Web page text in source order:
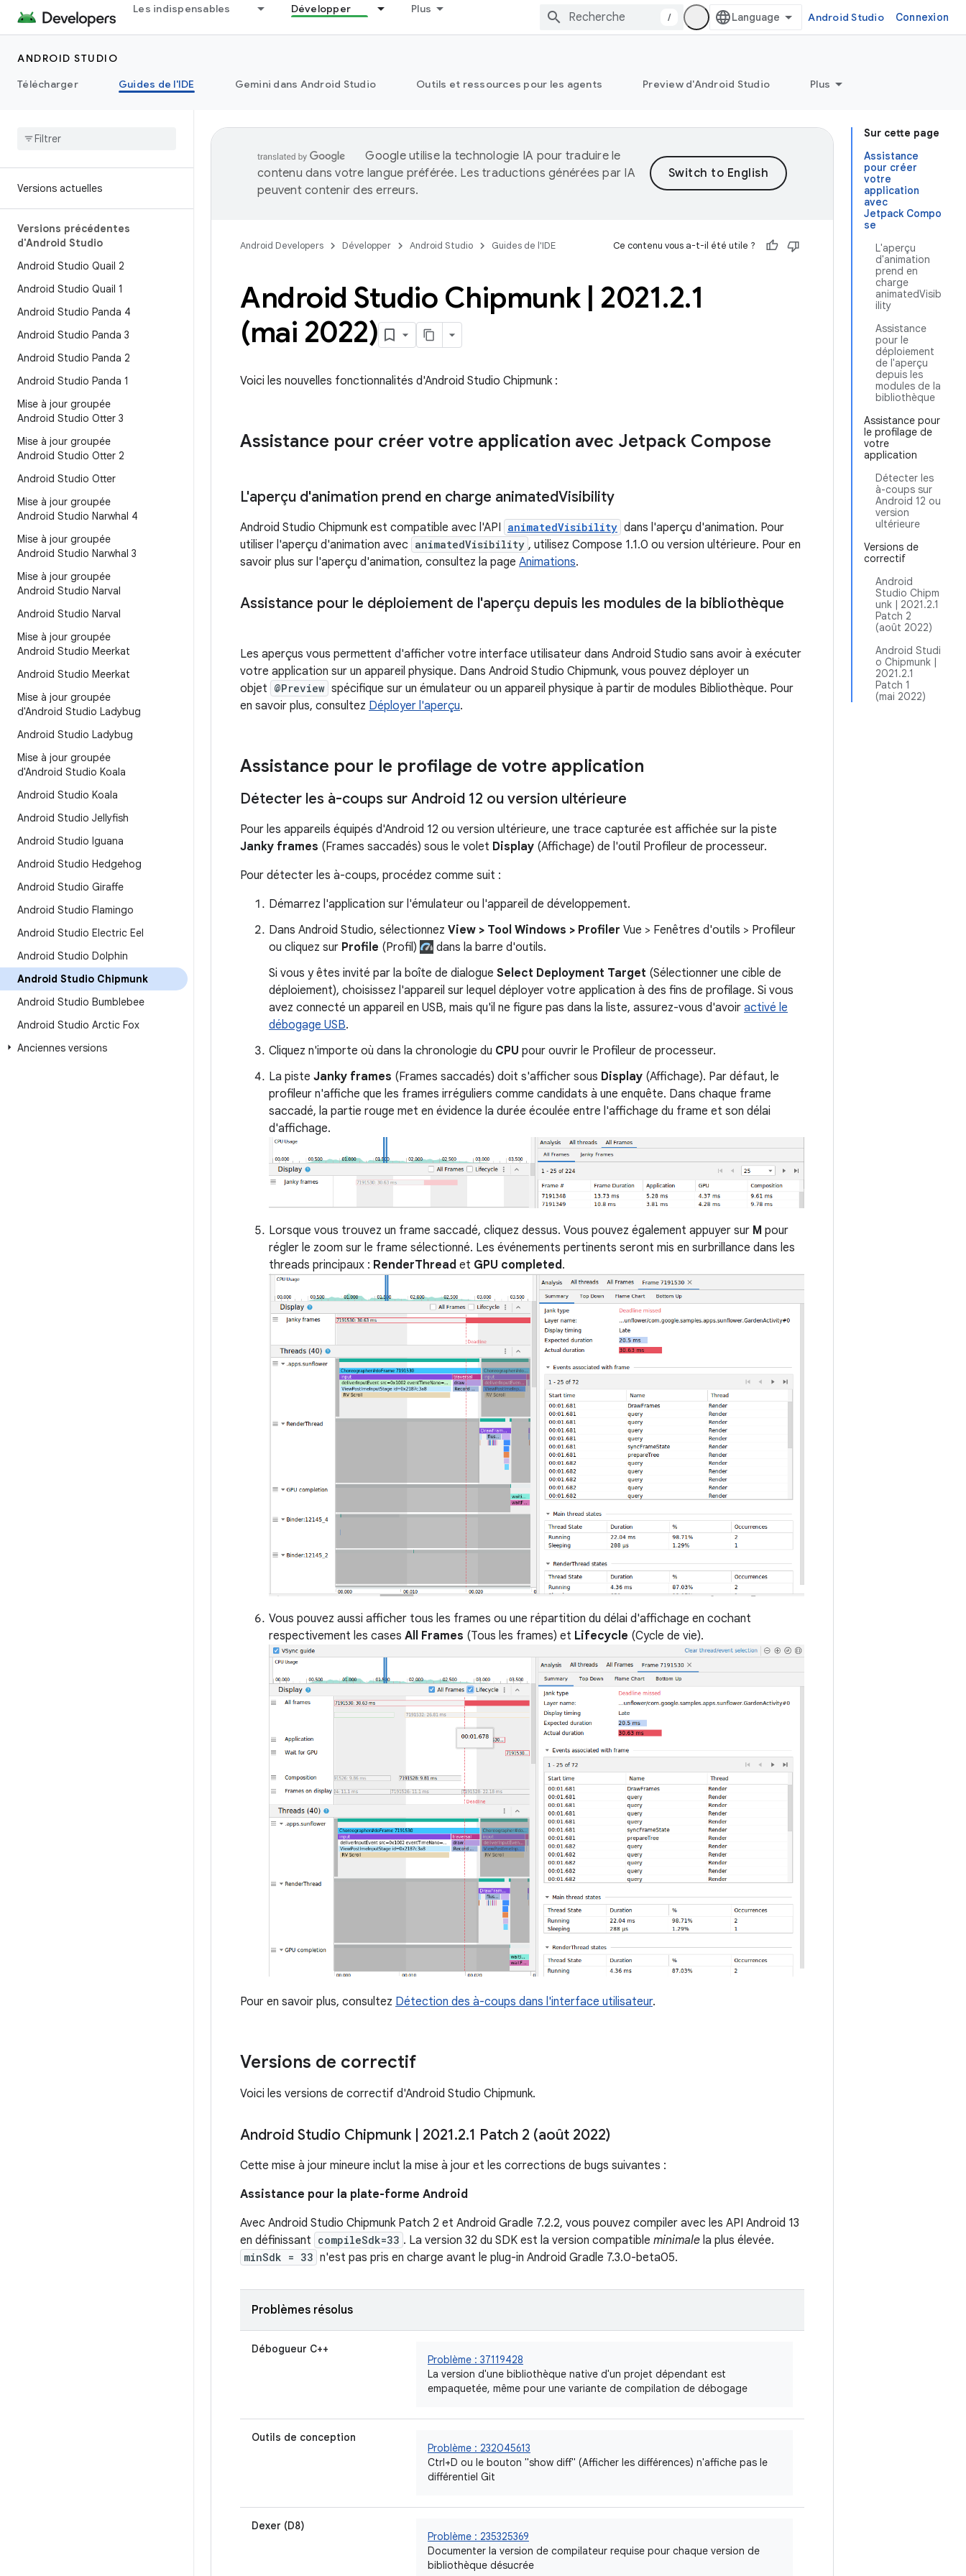
Les indispensables Développer Plus
/ Android Studio Connexion
ANDROID STUDIO
Télécharger
Guides de l'IDE Gemini dans Android Studio Outils et ressources pour les agents Preview d'Android Studio Plus
Versions actuelles
Versions précédentes
d'Android Studio
Android Studio Quail 2
Android Studio Quail 1
Android Studio Panda 4
Android Studio Panda 3
Android Studio Panda 2
Android Studio Panda 1
Mise à jour groupée
Android Studio Otter 3
Mise à jour groupée
Android Studio Otter 2
Android Studio Otter
Mise à jour groupée
Android Studio Narwhal 4
Mise à jour groupée
Android Studio Narwhal 3
Mise à jour groupée
Android Studio Narval
Android Studio Narval
Mise à jour groupée
Android Studio Meerkat
Android Studio Meerkat
Mise à jour groupée
d'Android Studio Ladybug
Android Studio Ladybug
Mise à jour groupée
d'Android Studio Koala
Android Studio Koala
Android Studio Jellyfish
Android Studio Iguana
Android Studio Hedgehog
Android Studio Giraffe
Android Studio Flamingo
Android Studio Electric Eel
Android Studio Dolphin
Android Studio Chipmunk
Android Studio Bumblebee
Android Studio Arctic Fox
Anciennes versions
Sur cette page
Assistance
pour créer
votre
application
avec
Jetpack Compo
se
L'aperçu
d'animation
prend en
charge
animatedVisib
ility
Assistance
pour le
déploiement
de l'aperçu
depuis les
modules de la
bibliothèque
Assistance pour
le profilage de
votre
application
Détecter les
à-coups sur
Android 12 ou
version
ultérieure
Versions de
correctif
Android
Studio Chipm
unk | 2021.2.1
Patch 2
(août 2022)
Android Studi
o Chipmunk |
2021.2.1
Patch 1
(mai 2022)
Google utilise la technologie IA pour traduire le
contenu dans votre langue préférée. Les traductions générées par IA
peuvent contenir des erreurs.
Android Developers Développer Android Studio Guides de l'IDE Ce contenu vous a-t-il été utile ?
Android Studio Chipmunk | 2021.2.1
(mai 2022)
Voici les nouvelles fonctionnalités d'Android Studio Chipmunk :
Assistance pour créer votre application avec Jetpack Compose
L'aperçu d'animation prend en charge animatedVisibility
Android Studio Chipmunk est compatible avec l'API animatedVisibility dans l'aperçu d'animation. Pour
utiliser l'aperçu d'animation avec animatedVisibility , utilisez Compose 1.1.0 ou version ultérieure. Pour en
savoir plus sur l'aperçu d'animation, consultez la page Animations.
Assistance pour le déploiement de l'aperçu depuis les modules de la bibliothèque
Les aperçus vous permettent d'afficher votre interface utilisateur dans Android Studio sans avoir à exécuter
votre application sur un appareil physique. Dans Android Studio Chipmunk, vous pouvez déployer un
objet @Preview spécifique sur un émulateur ou un appareil physique à partir de modules Bibliothèque. Pour
en savoir plus, consultez Déployer l'aperçu.
Assistance pour le profilage de votre application
Détecter les à-coups sur Android 12 ou version ultérieure
Pour les appareils équipés d'Android 12 ou version ultérieure, une trace capturée est affichée sur la piste
Janky frames (Frames saccadés) sous le volet Display (Affichage) de l'outil Profileur de processeur.
Pour détecter les à-coups, procédez comme suit :
Démarrez l'application sur l'émulateur ou l'appareil de développement.
Dans Android Studio, sélectionnez View > Tool Windows > Profiler Vue > Fenêtres d'outils > Profileur
ou cliquez sur Profile (Profil)
dans la barre d'outils.
Si vous y êtes invité par la boîte de dialogue Select Deployment Target (Sélectionner une cible de
déploiement), choisissez l'appareil sur lequel déployer votre application à des fins de profilage. Si vous
avez connecté un appareil en USB, mais qu'il ne figure pas dans la liste, assurez-vous d'avoir activé le
débogage USB.
Cliquez n'importe où dans la chronologie du CPU pour ouvrir le Profileur de processeur.
La piste Janky frames (Frames saccadés) doit s'afficher sous Display (Affichage). Par défaut, le
profileur n'affiche que les frames irréguliers comme candidats à une enquête. Dans chaque frame
saccadé, la partie rouge met en évidence la durée écoulée entre l'affichage du frame et son délai
d'affichage.
Lorsque vous trouvez un frame saccadé, cliquez dessus. Vous pouvez également appuyer sur M pour
régler le zoom sur le frame sélectionné. Les événements pertinents seront mis en surbrillance dans les
threads principaux : RenderThread et GPU completed.
Vous pouvez aussi afficher tous les frames ou une répartition du délai d'affichage en cochant
respectivement les cases All Frames (Tous les frames) et Lifecycle (Cycle de vie).
Pour en savoir plus, consultez Détection des à-coups dans l'interface utilisateur.
Versions de correctif
Voici les versions de correctif d'Android Studio Chipmunk.
Android Studio Chipmunk 2021.2.1 Patch 2 (août 2022)
Cette mise à jour mineure inclut la mise à jour et les corrections de bugs suivantes :
Assistance pour la plate-forme Android
Avec Android Studio Chipmunk Patch 2 et Android Gradle 7.2.2, vous pouvez compiler avec les API Android 13
en définissant compileSdk=33 . La version 32 du SDK est la version compatible minimale la plus élevée.
minSdk = 33 n'est pas pris en charge avant le plug-in Android Gradle 7.3.0-beta05.
Problèmes résolus
Débogueur C++
Problème : 37119428
La version d'une bibliothèque native d'un projet dépendant est
empaquetée, même pour une variante de compilation de débogage
Outils de conception
Problème : 232045613
Ctrl+D ou le bouton "show diff" (Afficher les différences) n'affiche pas le
différentiel Git
Dexer (D8)
Problème : 235325369
Documenter la version de compilateur requise pour chaque version de
bibliothèque désucrée